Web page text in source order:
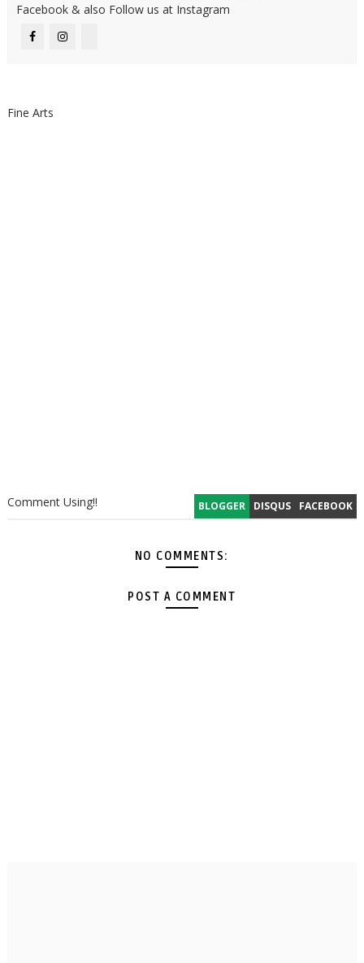
Facebook & also Follow us at Instagram
Fine Arts
BLOGGER DISQUS FACEBOOK
Comment Using!!
NO COMMENTS:
POST A COMMENT